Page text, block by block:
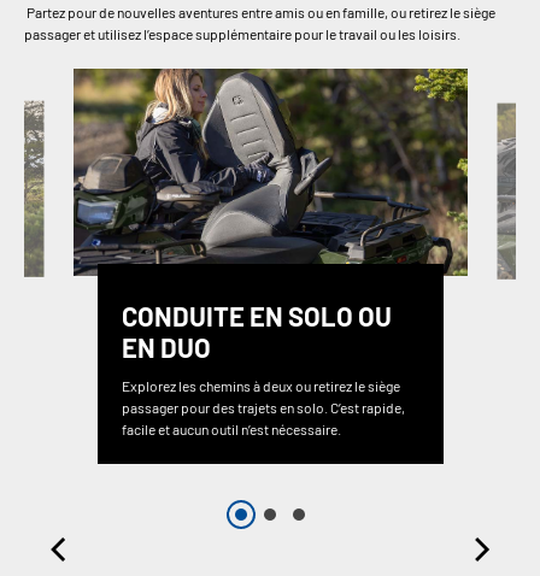
Partez pour de nouvelles aventures entre amis ou en famille, ou retirez le siège
passager et utilisez l’espace supplémentaire pour le travail ou les loisirs.
CONDUITE EN SOLO OU
EN DUO
Explorez les chemins à deux ou retirez le siège
passager pour des trajets en solo. C’est rapide,
facile et aucun outil n’est nécessaire.